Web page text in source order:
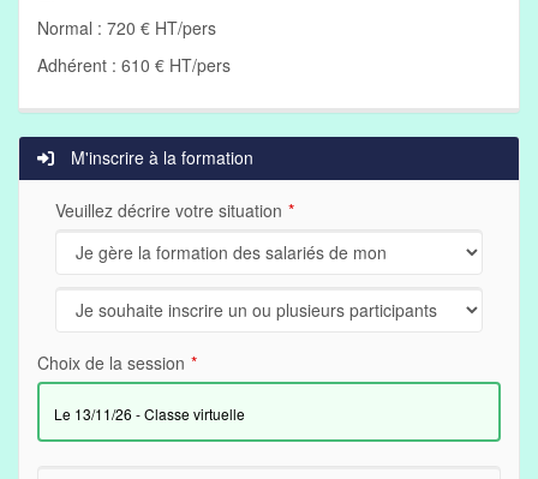
Normal : 720 € HT/pers
Adhérent : 610 € HT/pers
M'inscrire à la formation
Veuillez décrire votre situation
Choix de la session
le 13/11/26 - Classe virtuelle